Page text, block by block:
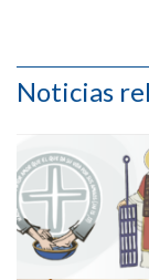
Noticias